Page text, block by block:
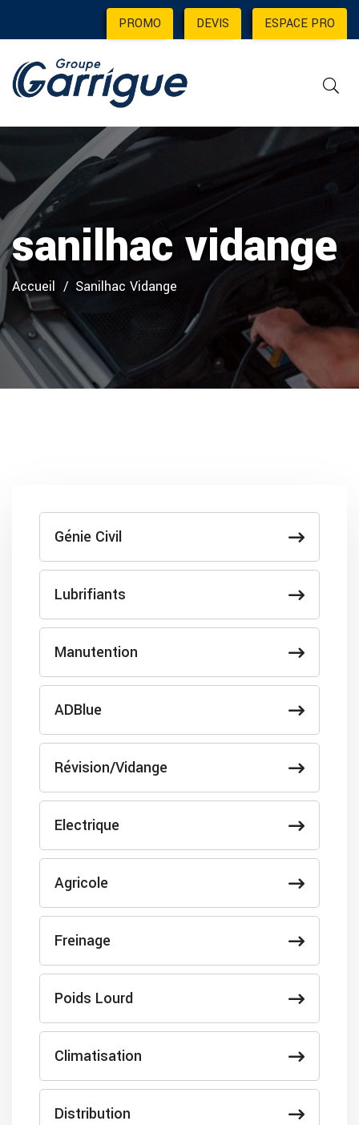
PROMO | DEVIS | ESPACE PRO
sanilhac vidange
Accueil Sanilhac Vidange
Génie Civil
Lubrifiants
Manutention
ADBlue
Révision/Vidange
Electrique
Agricole
Freinage
Poids Lourd
Climatisation
Distribution